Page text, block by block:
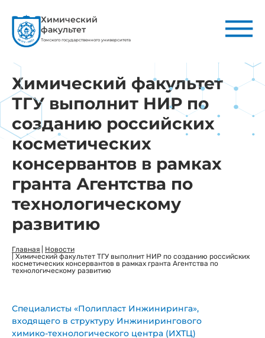
Химический
факультет
Томского государственного университета
Химический факультет
ТГУ выполнит НИР по
созданию российских
косметических
консервантов в рамках
гранта Агентства по
технологическому
развитию
Главная
Новости
Химический факультет ТГУ выполнит НИР по созданию российских
косметических консервантов в рамках гранта Агентства по
технологическому развитию
Специалисты «Полипласт Инжиниринга»,
входящего в структуру Инжинирингового
химико-технологического центра (ИХТЦ)